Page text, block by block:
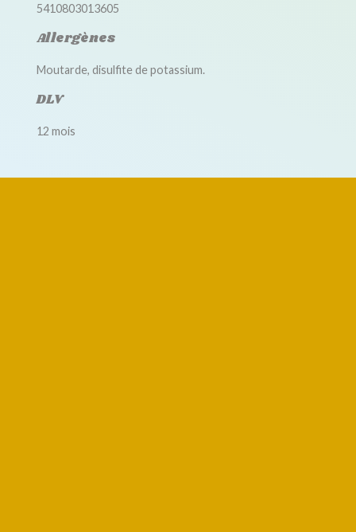
5410803013605
Allergènes
Moutarde, disulfite de potassium.
DLV
12 mois